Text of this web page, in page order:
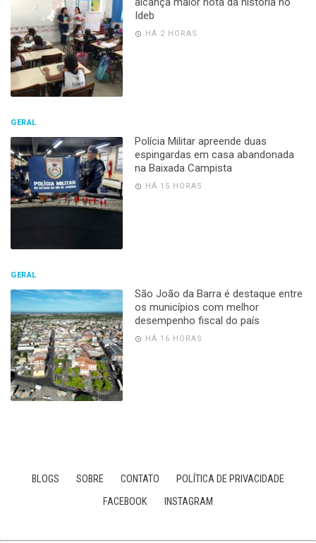
Ideb
HÁ 2 HORAS
GERAL
Polícia Militar apreende duas
espingardas em casa abandonada
na Baixada Campista
HÁ 15 HORAS
GERAL
São João da Barra é destaque entre
os municípios com melhor
desempenho fiscal do país
HÁ 16 HORAS
BLOGS SOBRE CONTATO
POLÍTICA DE PRIVACIDADE
FACEBOOK
INSTAGRAM